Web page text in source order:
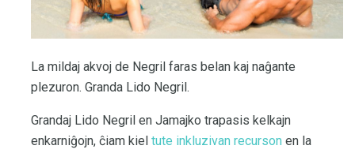
La mildaj akvoj de Negril faras belan kaj naĝante
plezuron. Granda Lido Negril.
Grandaj Lido Negril en Jamajko trapasis kelkajn
enkarniĝojn, ĉiam kiel tute inkluzivan recurson en la